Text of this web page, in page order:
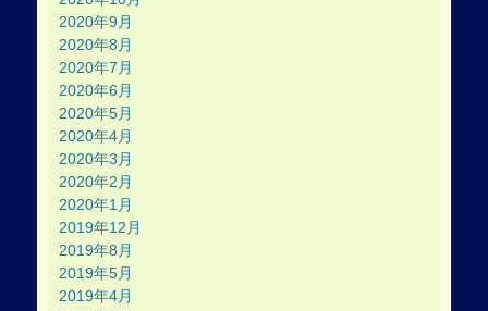
2020年9月
2020年8月
2020年7月
2020年6月
2020年5月
2020年4月
2020年3月
2020年2月
2020年1月
2019年12月
2019年8月
2019年5月
2019年4月